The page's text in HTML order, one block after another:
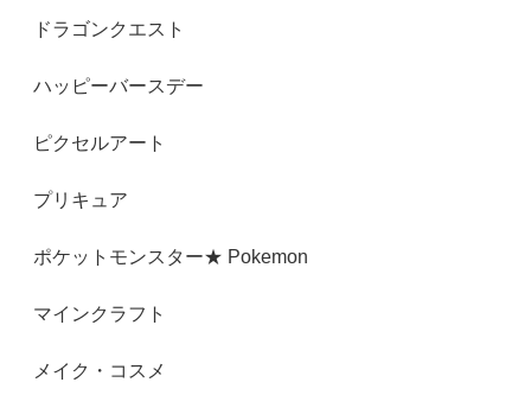
ドラゴンクエスト
ハッピーバースデー
ピクセルアート
プリキュア
ポケットモンスター★ Pokemon
マインクラフト
メイク・コスメ